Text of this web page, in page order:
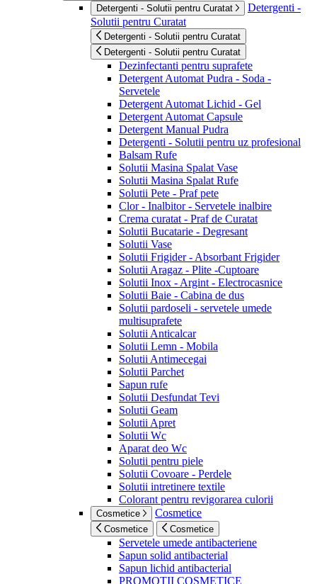
Detergenti - Solutii pentru Curatat
Detergenti -
Solutii pentru Curatat
Detergenti - Solutii pentru Curatat
Detergenti - Solutii pentru Curatat
Dezinfectanti pentru suprafete
Detergent Automat Pudra - Soda -
Servetele
Detergent Automat Lichid - Gel
Detergent Automat Capsule
Detergent Manual Pudra
Detergenti - Solutii pentru uz profesional
Balsam Rufe
Solutii Masina Spalat Vase
Solutii Masina Spalat Rufe
Solutii Pete - Praf pete
Clor - Inalbitor - Servetele inalbire
Crema curatat - Praf de Curatat
Solutii Bucatarie - Degresant
Solutii Vase
Solutii Frigider - Absorbant Frigider
Solutii Aragaz - Plite -Cuptoare
Solutii Inox - Argint - Electrocasnice
Solutii Baie - Cabina de dus
Solutii pardoseli - servetele umede
multisuprafete
Solutii Anticalcar
Solutii Lemn - Mobila
Solutii Antimecegai
Solutii Parchet
Sapun rufe
Solutii Desfundat Tevi
Solutii Geam
Solutii Apret
Solutii Wc
Aparat deo Wc
Solutii pentru piele
Solutii Covoare - Perdele
Solutii intretinere textile
Colorant pentru revigorarea culorii
Cosmetice Cosmetice
Cosmetice Cosmetice
Servetele umede antibacteriene
Sapun solid antibacterial
Sapun lichid antibacterial
PROMOTII COSMETICE